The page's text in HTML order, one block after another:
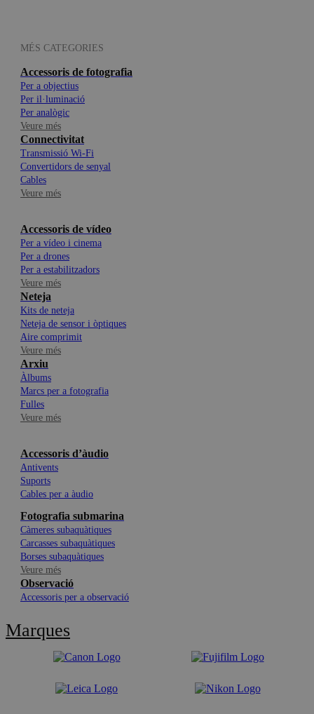
MÉS CATEGORIES
Accessoris de fotografia
Per a objectius
Per il·luminació
Per analògic
Veure més
Connectivitat
Transmissió Wi-Fi
Convertidors de senyal
Cables
Veure més
Accessoris de vídeo
Per a vídeo i cinema
Per a drones
Per a estabilitzadors
Veure més
Neteja
Kits de neteja
Neteja de sensor i òptiques
Aire comprimit
Veure més
Arxiu
Àlbums
Marcs per a fotografia
Fulles
Veure més
Accessoris d’àudio
Antivents
Suports
Cables per a àudio
Fotografia submarina
Càmeres subaquàtiques
Carcasses subaquàtiques
Borses subaquàtiques
Veure més
Observació
Accessoris per a observació
Marques